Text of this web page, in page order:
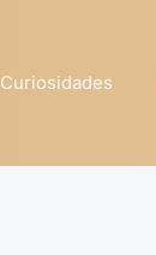
Curiosidades